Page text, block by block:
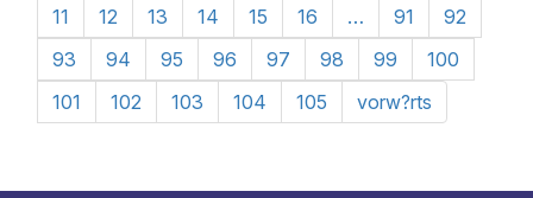
11
12 13 14 15 16 … 91
92
93
94 95 96 97 98 99
100
101
102 103 104 105 vorw?rts